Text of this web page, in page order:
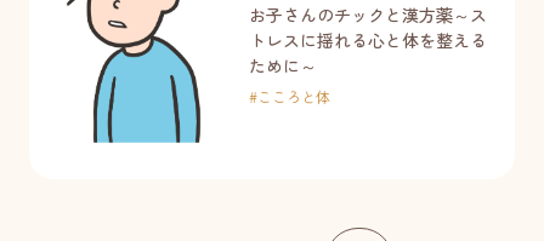
お子さんのチックと漢方薬～ス
トレスに揺れる心と体を整える
ために～
#こころと体